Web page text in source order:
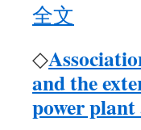
全文
◇
and the
power